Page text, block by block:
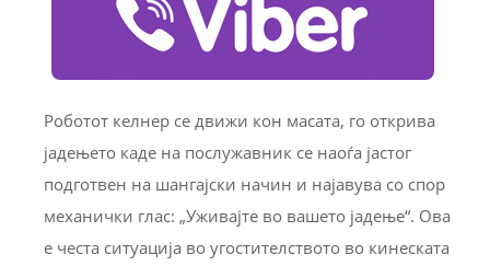
Роботот келнер се движи кон масата, го открива
јадењето каде на послужавник се наоѓа јастог
подготвен на шангајски начин и најавува со спор
механички глас: „Уживајте во вашето јадење“. Ова
е честа ситуација во угостителството во кинеската